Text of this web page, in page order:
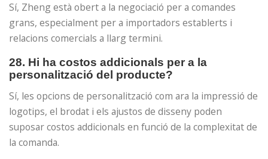
Sí, Zheng està obert a la negociació per a comandes
grans, especialment per a importadors establerts i
relacions comercials a llarg termini.
28. Hi ha costos addicionals per a la
personalització del producte?
Sí, les opcions de personalització com ara la impressió de
logotips, el brodat i els ajustos de disseny poden
suposar costos addicionals en funció de la complexitat de
la comanda.